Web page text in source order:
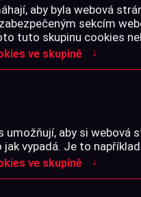
aby byla webová
sekcím
tuto skupinu cookies
ve skupině ↓
umožňují, aby si webová
jak vypadá. Je to
ve skupině ↓
STŘELIVO